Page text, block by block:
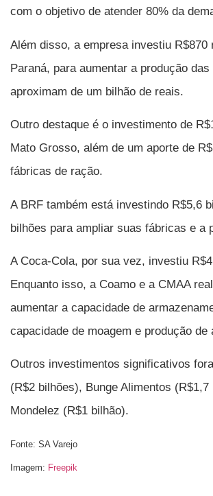
com o objetivo de atender 80% da
Além disso, a empresa investiu
Paraná, para aumentar a produção
aproximam de um bilhão de reais.
Outro destaque é o investimento de
Mato Grosso, além de um aporte de
fábricas de ração.
A BRF também está investindo R$5,6
bilhões para ampliar suas fábricas e a
A Coca-Cola, por sua vez, investiu
Enquanto isso, a Coamo e a CMAA
aumentar a capacidade de
capacidade de moagem e produção
Outros investimentos significativos
(R$2 bilhões), Bunge Alimentos
Mondelez (R$1 bilhão).
Fonte: SA Varejo
Imagem: Freepik